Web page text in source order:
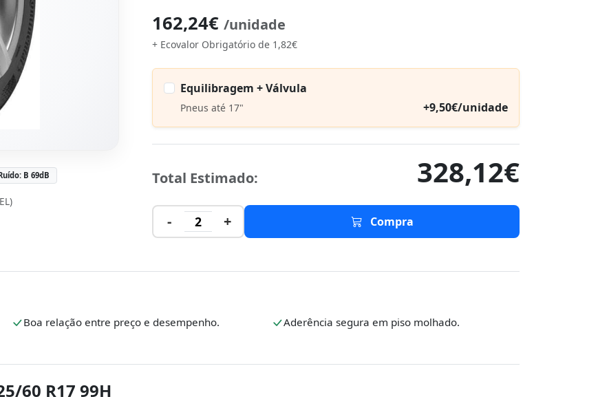
B 69dB
162,24€ /unidade
+ Ecovalor Obrigatório de 1,82€
Equilibragem + Válvula
Pneus até 17" +9,50€/unidade
Total Estimado: 328,12€
- 2 + Compra
Boa relação entre preço e desempenho. Aderência segura em piso molhado.
60 R17 99H